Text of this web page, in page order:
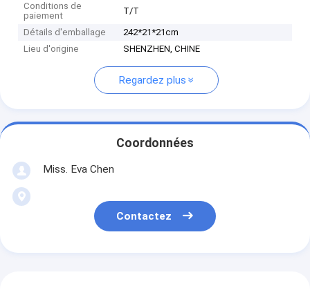
Conditions de
paiement
T/T
Détails d'emballage
242*21*21cm
Lieu d'origine
SHENZHEN, CHINE
Regardez plus
Coordonnées
Miss. Eva Chen
Contactez